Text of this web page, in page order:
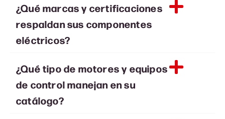
¿Qué marcas y certificaciones
respaldan sus componentes
eléctricos?
¿Qué tipo de motores y equipos
de control manejan en su
catálogo?